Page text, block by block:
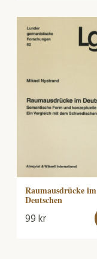
Raumausdrücke im
Deutschen
99kr